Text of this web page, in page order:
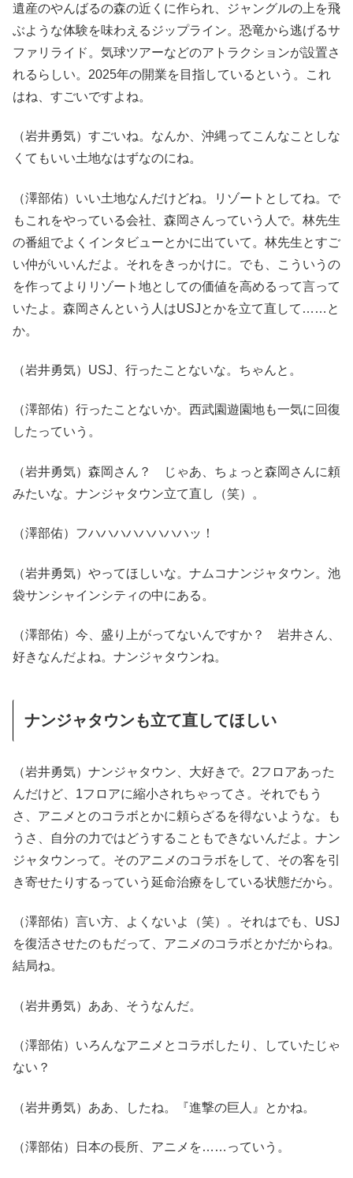
遺産のやんばるの森の近くに作られ、ジャングルの上を飛
ぶような体験を味わえるジップライン。恐竜から逃げるサ
ファリライド。気球ツアーなどのアトラクションが設置さ
れるらしい。2025年の開業を目指しているという。これ
はね、すごいですよね。
（岩井勇気）すごいね。なんか、沖縄ってこんなことしな
くてもいい土地なはずなのにね。
（澤部佑）いい土地なんだけどね。リゾートとしてね。で
もこれをやっている会社、森岡さんっていう人で。林先生
の番組でよくインタビューとかに出ていて。林先生とすご
い仲がいいんだよ。それをきっかけに。でも、こういうの
を作ってよりリゾート地としての価値を高めるって言って
いたよ。森岡さんという人はUSJとかを立て直して……と
か。
（岩井勇気）USJ、行ったことないな。ちゃんと。
（澤部佑）行ったことないか。西武園遊園地も一気に回復
したっていう。
（岩井勇気）森岡さん？ じゃあ、ちょっと森岡さんに頼
みたいな。ナンジャタウン立て直し（笑）。
（澤部佑）フハハハハハハハハッ！
（岩井勇気）やってほしいな。ナムコナンジャタウン。池
袋サンシャインシティの中にある。
（澤部佑）今、盛り上がってないんですか？ 岩井さん、
好きなんだよね。ナンジャタウンね。
ナンジャタウンも立て直してほしい
（岩井勇気）ナンジャタウン、大好きで。2フロアあった
んだけど、1フロアに縮小されちゃってさ。それでもう
さ、アニメとのコラボとかに頼らざるを得ないような。も
うさ、自分の力ではどうすることもできないんだよ。ナン
ジャタウンって。そのアニメのコラボをして、その客を引
き寄せたりするっていう延命治療をしている状態だから。
（澤部佑）言い方、よくないよ（笑）。それはでも、USJ
を復活させたのもだって、アニメのコラボとかだからね。
結局ね。
（岩井勇気）ああ、そうなんだ。
（澤部佑）いろんなアニメとコラボしたり、していたじゃ
ない？
（岩井勇気）ああ、したね。『進撃の巨人』とかね。
（澤部佑）日本の長所、アニメを……っていう。